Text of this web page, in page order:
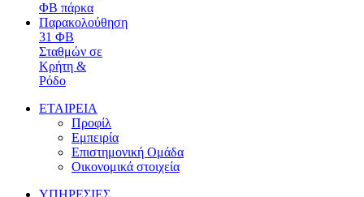
ΦΒ πάρκα
Παρακολούθηση
31 ΦΒ
Σταθμών σε
Κρήτη &
Ρόδο
ΕΤΑΙΡΕΙΑ
Προφίλ
Εμπειρία
Επιστημονική Ομάδα
Οικονομικά στοιχεία